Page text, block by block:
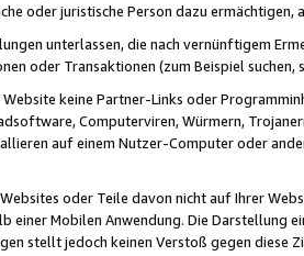
oder juristische Person dazu
unterlassen, die nach vernünftigem
oder Transaktionen (zum Beispiel
keine Partner-Links oder
Computerviren, Würmern,
auf einem Nutzer-Computer oder
oder Teile davon nicht auf Ihrer
einer Mobilen Anwendung. Die Darstellung
stellt jedoch keinen Verstoß gegen diese